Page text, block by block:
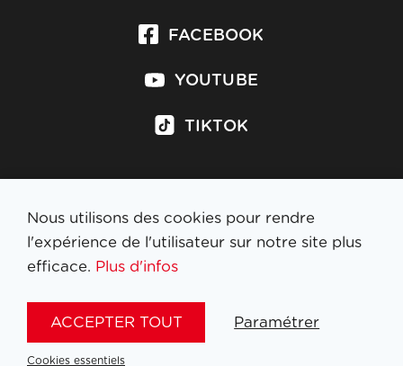
FACEBOOK
YOUTUBE
TIKTOK
S'inscrire à la newsletter
Nous utilisons des cookies pour rendre
l'expérience de l'utilisateur sur notre site plus
efficace. Plus d'infos
ACCEPTER TOUT Paramétrer
Cookies essentiels